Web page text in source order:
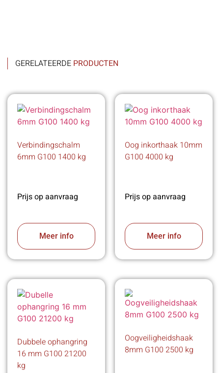
GERELATEERDE PRODUCTEN
Verbindingschalm
6mm G100 1400 kg
Prijs op aanvraag
Meer info
Oog inkorthaak 10mm
G100 4000 kg
Prijs op aanvraag
Meer info
Dubbele ophangring
16 mm G100 21200
kg
Oogveiligheidshaak
8mm G100 2500 kg